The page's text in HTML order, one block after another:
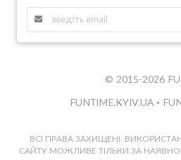
© 2015-2026
FUNTIME.KYIV.UA •
ВСІ ПРАВА ЗАХИЩЕНІ.
САЙТУ МОЖЛИВЕ ТІЛЬКИ ЗА